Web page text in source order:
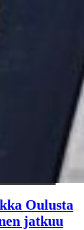
Oulusta
jatkuu